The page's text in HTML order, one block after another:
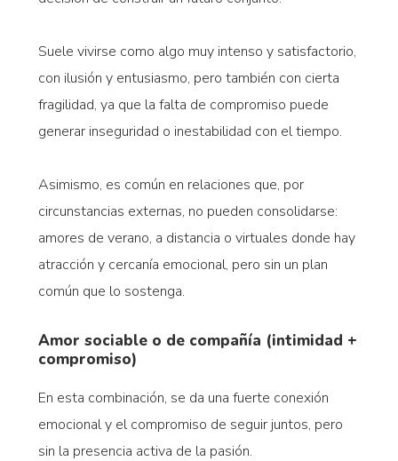
Suele vivirse como algo muy intenso y satisfactorio,
con ilusión y entusiasmo, pero también con cierta
fragilidad, ya que la falta de compromiso puede
generar inseguridad o inestabilidad con el tiempo.
Asimismo, es común en relaciones que, por
circunstancias externas, no pueden consolidarse:
amores de verano, a distancia o virtuales donde hay
atracción y cercanía emocional, pero sin un plan
común que lo sostenga.
Amor sociable o de compañía (intimidad +
compromiso)
En esta combinación, se da una fuerte conexión
emocional y el compromiso de seguir juntos, pero
sin la presencia activa de la pasión.